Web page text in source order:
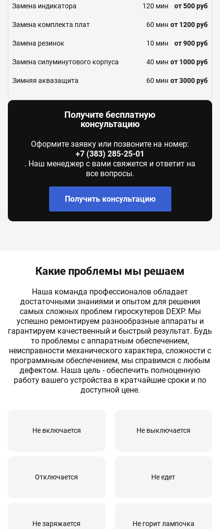
Замена индикатора 120 мин от 500 руб
Замена комплекта плат 60 мин от 1200 руб
Замена резинок 10 мин от 900 руб
Замена силуминутового корпуса 40 мин от 1000 руб
Зимняя аквазащита 60 мин от 3000 руб
Получите бесплатную
консультацию
Оформите заявку или позвоните на номер:
+7 (383) 285-25-01
. Наш менеджер с вами свяжется и ответит на
все вопросы.
Получить консультацию
Какие проблемы мы решаем
Наша команда профессионалов обладает
достаточными знаниями и опытом для решения
самых сложных проблем гироскутеров DEXP. Мы
успешно ремонтируем разнообразные аппараты и
гарантируем качественный и быстрый результат. Будь
то проблемы с аппаратным обеспечением,
неисправности механического характера, cложности с
программным обеспечением, мы справимся с любым
дефектом. Наша цель - обеспечить полноценную
работу вашего устройства в кратчайшие сроки и по
доступной цене.
Не включается Не выключается
Отключается Не едет
Не заряжается Не горит лампочка